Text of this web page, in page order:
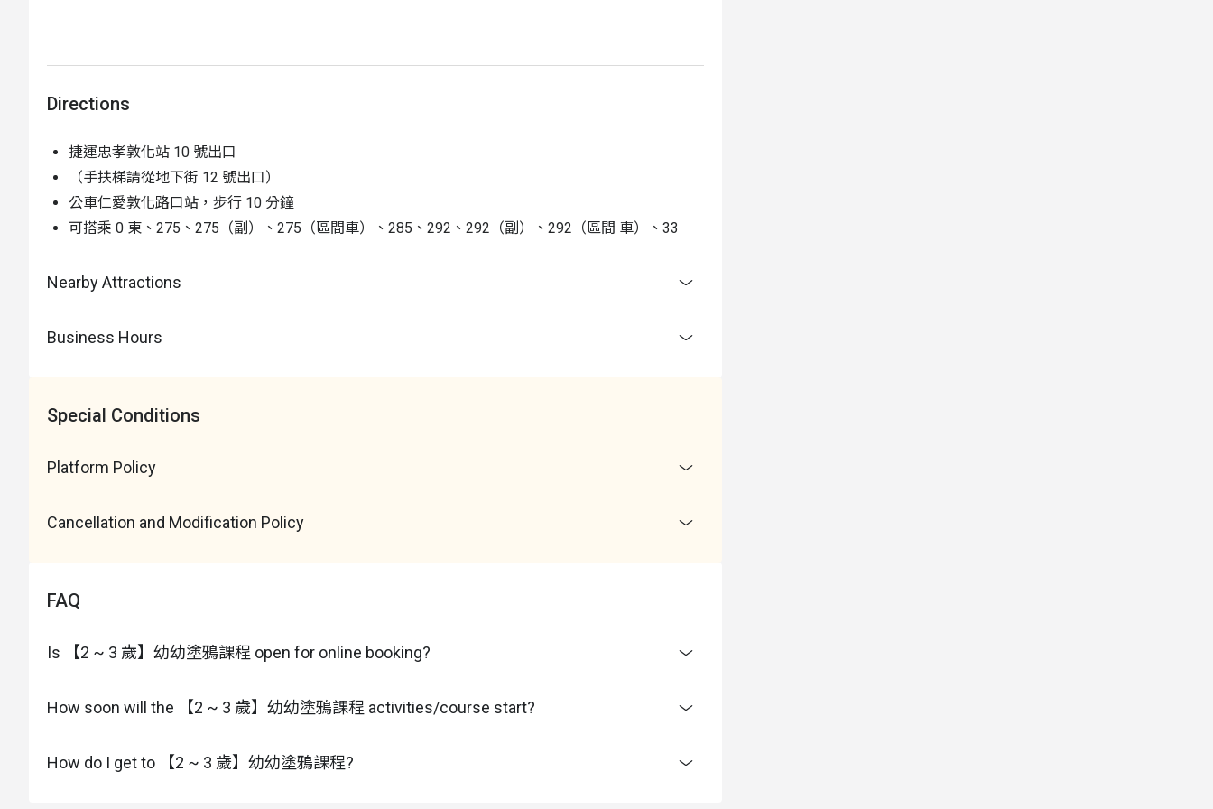
Directions
捷運忠孝敦化站 10 號出口
（手扶梯請從地下街 12 號出口）
公車仁愛敦化路口站，步行 10 分鐘
可搭乘 0 東、275、275（副）、275（區間車）、285、292、292（副）、292（區間 車）、33
Nearby Attractions
Business Hours
Special Conditions
Platform Policy
Cancellation and Modification Policy
FAQ
Is 【2 ~ 3 歲】幼幼塗鴉課程 open for online booking?
How soon will the 【2 ~ 3 歲】幼幼塗鴉課程 activities/course start?
How do I get to 【2 ~ 3 歲】幼幼塗鴉課程?